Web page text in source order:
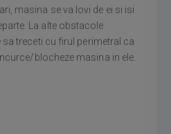
masina se va lovi de ei si isi
La alte obstacole
treceti cu firul perimetral ca
blocheze masina in ele.